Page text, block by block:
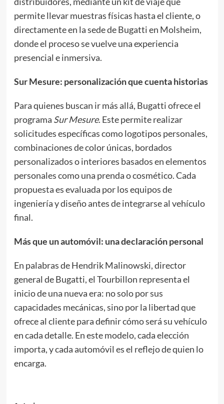
permite llevar muestras físicas hasta el cliente, o
directamente en la sede de Bugatti en Molsheim,
donde el proceso se vuelve una experiencia
presencial e inmersiva.
Sur Mesure: personalización que cuenta historias
Para quienes buscan ir más allá, Bugatti ofrece el
programa Sur Mesure. Este permite realizar
solicitudes específicas como logotipos personales,
combinaciones de color únicas, bordados
personalizados o interiores basados en elementos
personales como una prenda o cosmético. Cada
propuesta es evaluada por los equipos de
ingeniería y diseño antes de integrarse al vehículo
final.
Más que un automóvil: una declaración personal
En palabras de Hendrik Malinowski, director
general de Bugatti, el Tourbillon representa el
inicio de una nueva era: no solo por sus
capacidades mecánicas, sino por la libertad que
ofrece al cliente para definir cómo será su vehículo
en cada detalle. En este modelo, cada elección
importa, y cada automóvil es el reflejo de quien lo
encarga.